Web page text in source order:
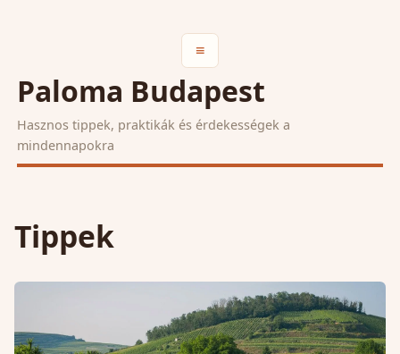
≡
Paloma Budapest
Hasznos tippek, praktikák és érdekességek a
mindennapokra
Tippek